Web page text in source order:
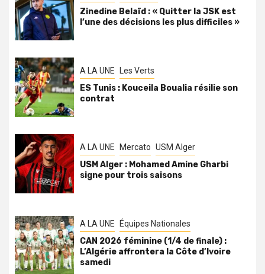
Zinedine Belaïd : « Quitter la JSK est
l’une des décisions les plus difficiles »
A LA UNE Les Verts
ES Tunis : Kouceila Boualia résilie son
contrat
A LA UNE Mercato USM Alger
USM Alger : Mohamed Amine Gharbi
signe pour trois saisons
A LA UNE Équipes Nationales
CAN 2026 féminine (1/4 de finale) :
L’Algérie affrontera la Côte d’Ivoire
samedi